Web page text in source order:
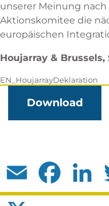
unserer Meinung
Aktionskomitee die
europäischen
Houjarray & Brussels,
EN_HoujarrayDeklaration
Download
Email Facebook